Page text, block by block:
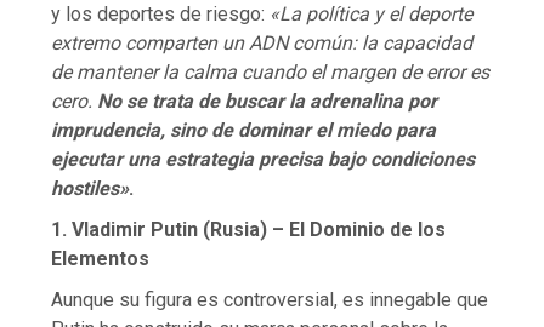
y los deportes de riesgo: «La política y el deporte
extremo comparten un ADN común: la capacidad
de mantener la calma cuando el margen de error es
cero. No se trata de buscar la adrenalina por
imprudencia, sino de dominar el miedo para
ejecutar una estrategia precisa bajo condiciones
hostiles».
1. Vladimir Putin (Rusia) – El Dominio de los
Elementos
Aunque su figura es controversial, es innegable que